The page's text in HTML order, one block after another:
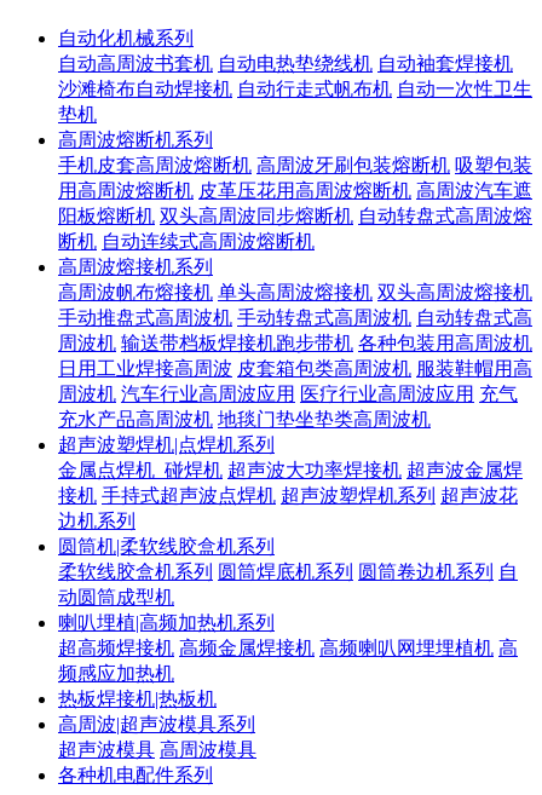
自动化机械系列
自动高周波书套机 自动电热垫绕线机 自动袖套焊接机
沙滩椅布自动焊接机 自动行走式帆布机 自动一次性卫生
垫机
高周波熔断机系列
手机皮套高周波熔断机 高周波牙刷包装熔断机 吸塑包装
用高周波熔断机 皮革压花用高周波熔断机 高周波汽车遮
阳板熔断机 双头高周波同步熔断机 自动转盘式高周波熔
断机 自动连续式高周波熔断机
高周波熔接机系列
高周波帆布熔接机 单头高周波熔接机 双头高周波熔接机
手动推盘式高周波机 手动转盘式高周波机 自动转盘式高
周波机 输送带档板焊接机跑步带机 各种包装用高周波机
日用工业焊接高周波 皮套箱包类高周波机 服装鞋帽用高
周波机 汽车行业高周波应用 医疗行业高周波应用 充气
充水产品高周波机 地毯门垫坐垫类高周波机
超声波塑焊机|点焊机系列
金属点焊机_碰焊机 超声波大功率焊接机 超声波金属焊
接机 手持式超声波点焊机 超声波塑焊机系列 超声波花
边机系列
圆筒机|柔软线胶盒机系列
柔软线胶盒机系列 圆筒焊底机系列 圆筒卷边机系列 自
动圆筒成型机
喇叭埋植|高频加热机系列
超高频焊接机 高频金属焊接机 高频喇叭网埋埋植机 高
频感应加热机
热板焊接机|热板机
高周波|超声波模具系列
超声波模具 高周波模具
各种机电配件系列